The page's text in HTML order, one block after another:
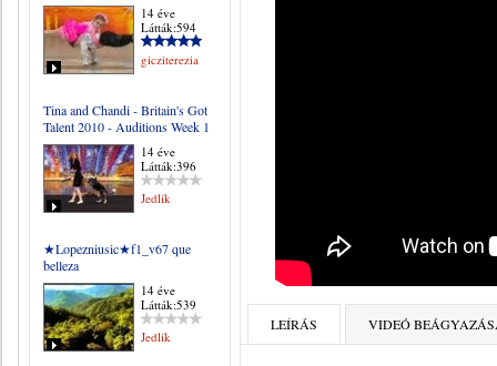
14 éve
Látták:594
gicziterezia
Tina and Chandi - Britain's Got
Talent 2010 - Auditions Week 1
14 éve
Látták:396
Jedlik
★Lopezniusic★f1_v67 que
belleza
14 éve
Látták:539
Jedlik
LEÍRÁS VIDEÓ